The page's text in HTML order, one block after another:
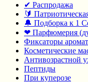
✔ Распродажа
🔰
🔔 Подборка к 1
❤ Парфюмерия
Фиксаторы
Косметические
Антивозрастной
Пептиды
При куперозе